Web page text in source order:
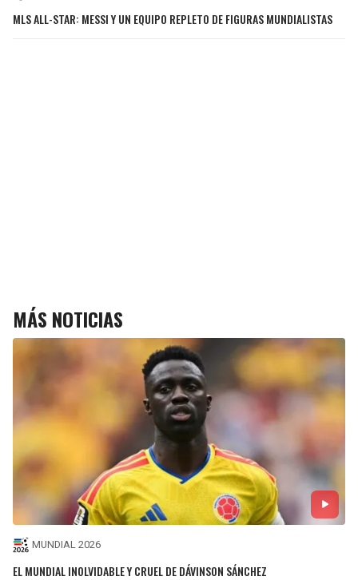
MLS ALL-STAR: MESSI Y UN EQUIPO REPLETO DE FIGURAS MUNDIALISTAS
MÁS NOTICIAS
MUNDIAL 2026
EL MUNDIAL INOLVIDABLE Y CRUEL DE DÁVINSON SÁNCHEZ